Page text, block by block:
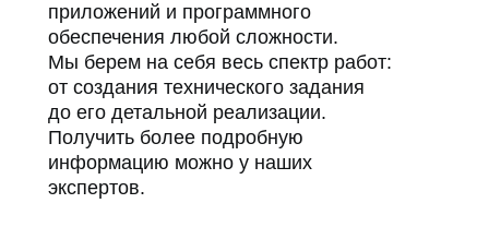
приложений и программного
обеспечения любой сложности.
Мы берем на себя весь спектр работ:
от создания технического задания
до его детальной реализации.
Получить более подробную
информацию можно у наших
экспертов.